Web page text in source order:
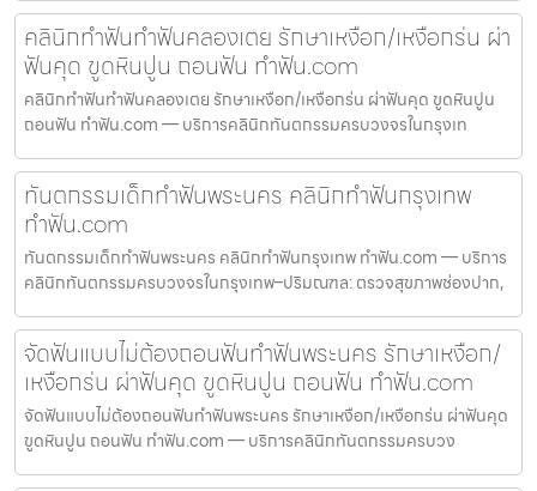
คลินิกทำฟันทำฟันคลองเตย รักษาเหงือก/เหงือกร่น ผ่า
ฟันคุด ขูดหินปูน ถอนฟัน ทำฟัน.com
คลินิกทำฟันทำฟันคลองเตย รักษาเหงือก/เหงือกร่น ผ่าฟันคุด ขูดหินปูน
ถอนฟัน ทำฟัน.com — บริการคลินิกทันตกรรมครบวงจรในกรุงเท
ทันตกรรมเด็กทำฟันพระนคร คลินิกทำฟันกรุงเทพ
ทำฟัน.com
ทันตกรรมเด็กทำฟันพระนคร คลินิกทำฟันกรุงเทพ ทำฟัน.com — บริการ
คลินิกทันตกรรมครบวงจรในกรุงเทพ–ปริมณฑล: ตรวจสุขภาพช่องปาก,
จัดฟันแบบไม่ต้องถอนฟันทำฟันพระนคร รักษาเหงือก/
เหงือกร่น ผ่าฟันคุด ขูดหินปูน ถอนฟัน ทำฟัน.com
จัดฟันแบบไม่ต้องถอนฟันทำฟันพระนคร รักษาเหงือก/เหงือกร่น ผ่าฟันคุด
ขูดหินปูน ถอนฟัน ทำฟัน.com — บริการคลินิกทันตกรรมครบวง